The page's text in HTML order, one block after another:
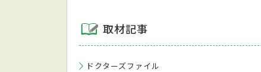
取材記事
ドクターズファイル